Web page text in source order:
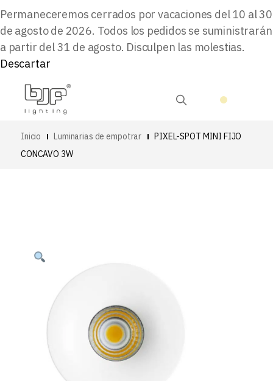
Permaneceremos cerrados por vacaciones del 10 al 30
de agosto de 2026. Todos los pedidos se suministrarán
a partir del 31 de agosto. Disculpen las molestias.
Descartar
Inicio Luminarias de empotrar
PIXEL-SPOT MINI FIJO
CONCAVO 3W